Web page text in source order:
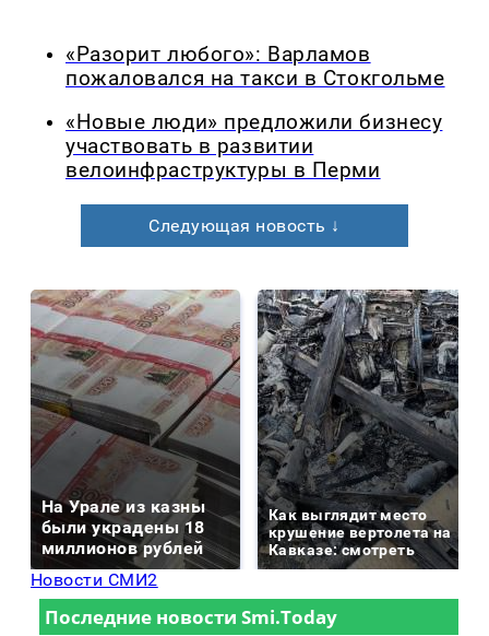
«Разорит любого»: Варламов
пожаловался на такси в Стокгольме
«Новые люди» предложили бизнесу
участвовать в развитии
велоинфраструктуры в Перми
Следующая новость ↓
На Урале из казны
были украдены 18
миллионов рублей
Как выглядит место
крушение вертолета на
Кавказе: смотреть
Новости СМИ2